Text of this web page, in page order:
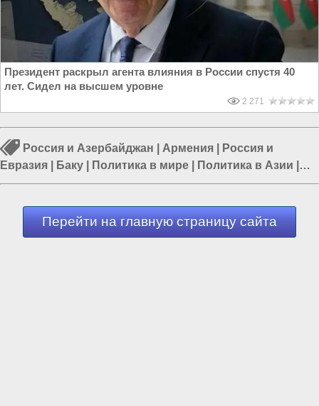
Президент раскрыл агента влияния в России спустя 40
лет. Сидел на высшем уровне
2 271
Россия и Азербайджан Армения
Россия и
Евразия
Баку Политика в мире Политика в Азии
Мигранты в России
Перейти на главную страницу сайта